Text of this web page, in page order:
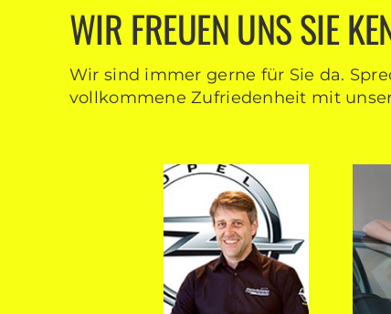
WIR FREUEN UNS SIE
Wir sind immer gerne für Sie da.
vollkommene Zufriedenheit mit